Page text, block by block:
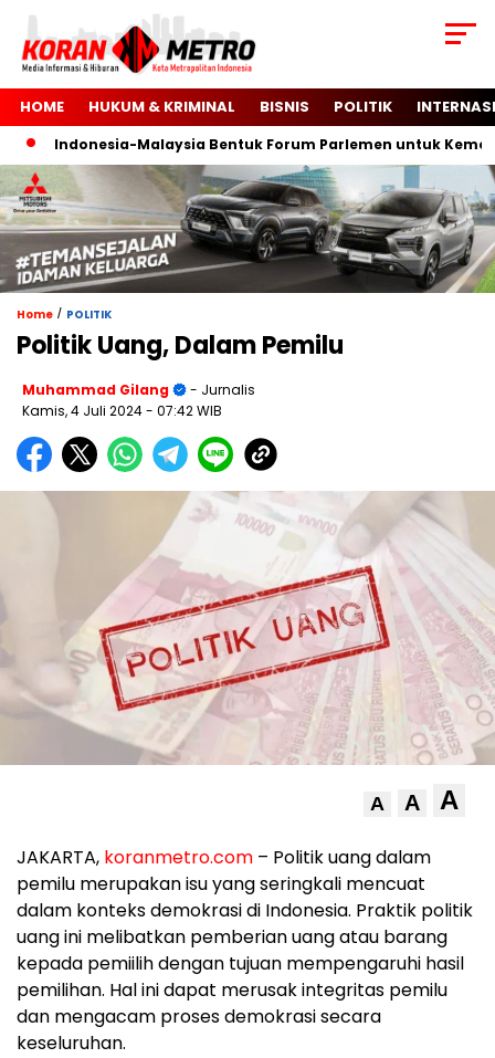
HOME HUKUM & KRIMINAL BISNIS POLITIK
Indonesia-Malaysia Bentuk Forum Parlemen untuk
Home / POLITIK
Politik Uang, Dalam Pemilu
Muhammad Gilang
- Jurnalis
Kamis, 4 Juli 2024- 07:42 WIB
A A A
JAKARTA, koranmetro.com – Politik uang dalam
pemilu merupakan isu yang seringkali mencuat
dalam konteks demokrasi di Indonesia. Praktik politik
uang ini melibatkan pemberian uang atau barang
kepada pemiilih dengan tujuan mempengaruhi hasil
pemilihan. Hal ini dapat merusak integritas pemilu
dan mengacam proses demokrasi secara
keseluruhan.